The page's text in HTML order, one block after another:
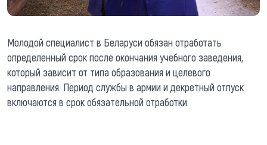
Молодой специалист в Беларуси обязан отработать
определенный срок после окончания учебного заведения,
который зависит от типа образования и целевого
направления. Период службы в армии и декретный отпуск
включаются в срок обязательной отработки.